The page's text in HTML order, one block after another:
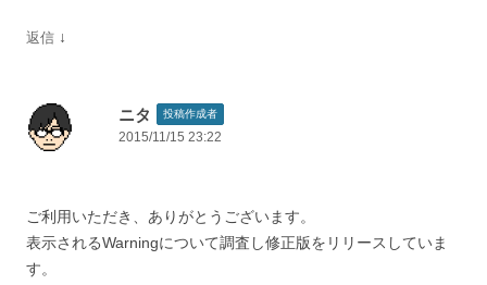
返信 ↓
ニタ 投稿作成者
2015/11/15 23:22
ご利用いただき、ありがとうございます。
表示されるWarningについて調査し修正版をリリースしていま
す。